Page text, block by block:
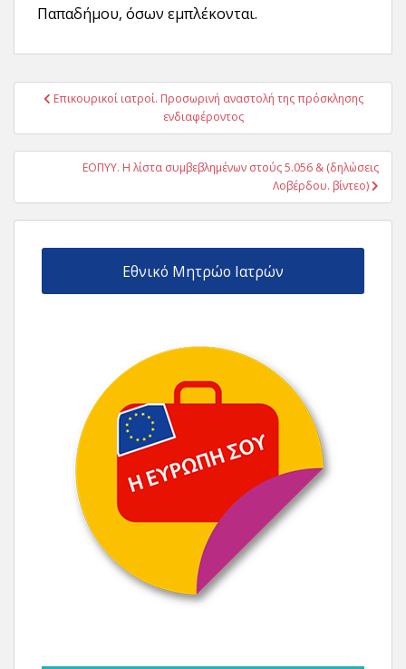
Παπαδήμου, όσων εμπλέκονται.
Πλοήγηση
Επικουρικοί ιατροί. Προσωρινή αναστολή της πρόσκλησης
ενδιαφέροντος
ΕΟΠΥΥ. Η λίστα συμβεβλημένων στούς 5.056 & (δηλώσεις
Λοβέρδου. βίντεο)
Εθνικό Μητρώο Ιατρών